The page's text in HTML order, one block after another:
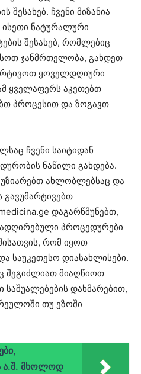
შესახებ. ჩვენი მიზანია
ნატურალური
შესახებ, რომლებიც
ჯანმრთელობა, გახდეთ
ყოველდღიური
ყველაფერს აკეთებთ
პროცესით და ზოგავთ
ჩვენი საიტიდან
ნაწილი გახდება.
ახლობლებსაც და
გავუმარტივებთ
დაგარწმუნებთ,
პროცედურები
რომ იყოთ
საუკეთესო დიასახლისები.
შეგიძლიათ მიაღწიოთ
საშუალებების დახმარებით,
თუ ეზოში
ა.შ. მხოლოდ